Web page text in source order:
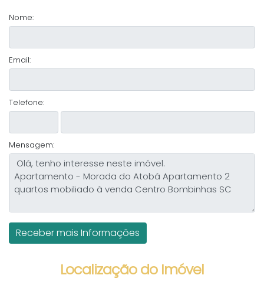
Nome:
Email:
Telefone:
Mensagem:
Localização do Imóvel